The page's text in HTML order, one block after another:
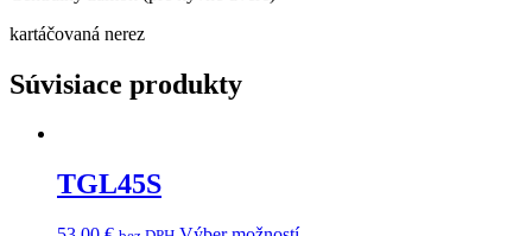
kartáčovaná nerez
Súvisiace produkty
TGL45S